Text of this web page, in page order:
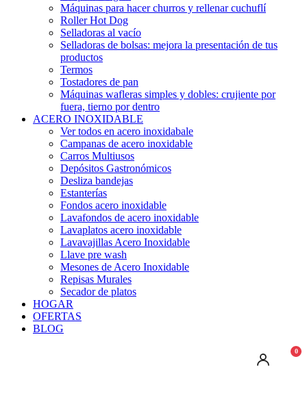
Máquinas para hacer churros y rellenar cuchuflí
Roller Hot Dog
Selladoras al vacío
Selladoras de bolsas: mejora la presentación de tus
productos
Termos
Tostadores de pan
Máquinas wafleras simples y dobles: crujiente por
fuera, tierno por dentro
ACERO INOXIDABLE
Ver todos en acero inoxidabale
Campanas de acero inoxidable
Carros Multiusos
Depósitos Gastronómicos
Desliza bandejas
Estanterías
Fondos acero inoxidable
Lavafondos de acero inoxidable
Lavaplatos acero inoxidable
Lavavajillas Acero Inoxidable
Llave pre wash
Mesones de Acero Inoxidable
Repisas Murales
Secador de platos
HOGAR
OFERTAS
BLOG
0